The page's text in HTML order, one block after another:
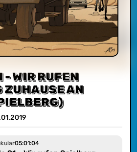
- WIR RUFEN
ZUHAUSE AN
.01.2019
05:01:04